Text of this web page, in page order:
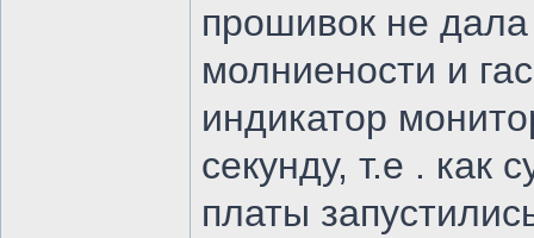
прошивок не дала
молниености и
индикатор
секунду, т.е .
платы